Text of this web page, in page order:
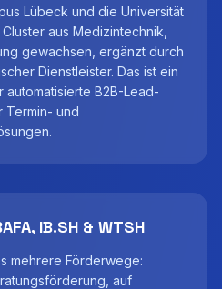
Lübeck und die Universität
aus Medizintechnik,
gewachsen, ergänzt durch
Dienstleister. Das ist ein
B2B-Lead-
Termin- und
IB.SH & WTSH
mehrere Förderwege:
auf